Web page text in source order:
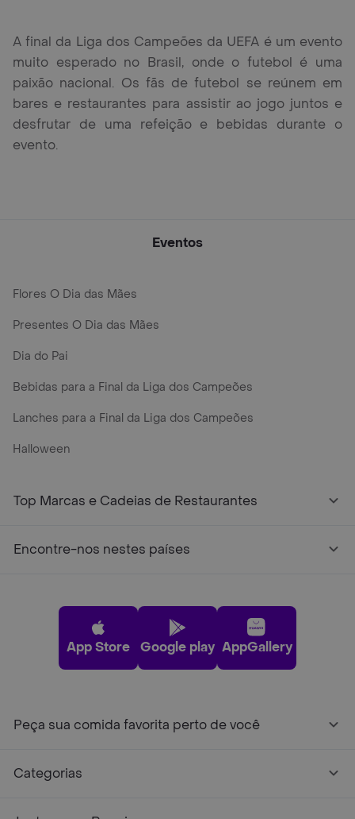
A final da Liga dos Campeões da UEFA é um evento
muito esperado no Brasil, onde o futebol é uma
paixão nacional. Os fãs de futebol se reúnem em
bares e restaurantes para assistir ao jogo juntos e
desfrutar de uma refeição e bebidas durante o
evento.
Eventos
Flores O Dia das Mães
Presentes O Dia das Mães
Dia do Pai
Bebidas para a Final da Liga dos Campeões
Lanches para a Final da Liga dos Campeões
Halloween
Top Marcas e Cadeias de Restaurantes
Encontre-nos nestes países
App Store Google play AppGallery
Peça sua comida favorita perto de você
Categorias